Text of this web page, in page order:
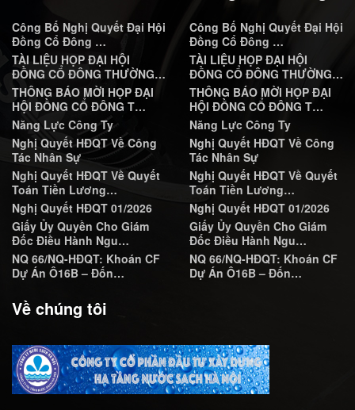
Công Bố Nghị Quyết Đại Hội
Đồng Cổ Đông …
TÀI LIỆU HỌP ĐẠI HỘI
ĐỒNG CỔ ĐÔNG THƯỜNG…
THÔNG BÁO MỜI HỌP ĐẠI
HỘI ĐỒNG CỔ ĐÔNG T…
Năng Lực Công Ty
Nghị Quyết HĐQT Về Công
Tác Nhân Sự
Nghị Quyết HĐQT Về Quyết
Toán Tiền Lương…
Nghị Quyết HĐQT 01/2026
Giấy Ủy Quyền Cho Giám
Đốc Điều Hành Ngu…
NQ 66/NQ-HĐQT: Khoán CF
Dự Án Ô16B – Đốn…
Công Bố Nghị Quyết Đại Hội
Đồng Cổ Đông …
TÀI LIỆU HỌP ĐẠI HỘI
ĐỒNG CỔ ĐÔNG THƯỜNG…
THÔNG BÁO MỜI HỌP ĐẠI
HỘI ĐỒNG CỔ ĐÔNG T…
Năng Lực Công Ty
Nghị Quyết HĐQT Về Công
Tác Nhân Sự
Nghị Quyết HĐQT Về Quyết
Toán Tiền Lương…
Nghị Quyết HĐQT 01/2026
Giấy Ủy Quyền Cho Giám
Đốc Điều Hành Ngu…
NQ 66/NQ-HĐQT: Khoán CF
Dự Án Ô16B – Đốn…
Về chúng tôi